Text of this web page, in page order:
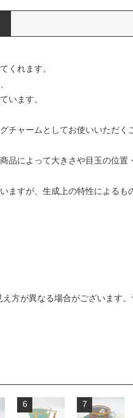
くれます。
います。
ャームとしてお使いいただく
によって大きさや目玉の位置
ますが、生成上の特性による
方が異なる場合がございます。
6 7